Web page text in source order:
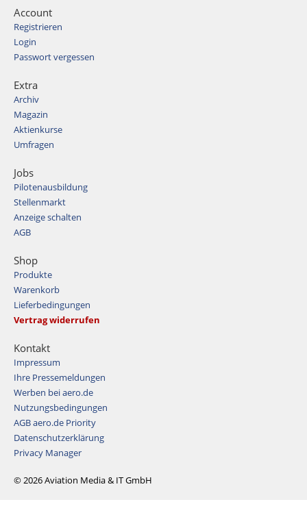
Account
Registrieren
Login
Passwort vergessen
Extra
Archiv
Magazin
Aktienkurse
Umfragen
Jobs
Pilotenausbildung
Stellenmarkt
Anzeige schalten
AGB
Shop
Produkte
Warenkorb
Lieferbedingungen
Vertrag widerrufen
Kontakt
Impressum
Ihre Pressemeldungen
Werben bei aero.de
Nutzungsbedingungen
AGB aero.de Priority
Datenschutzerklärung
Privacy Manager
© 2026 Aviation Media & IT GmbH